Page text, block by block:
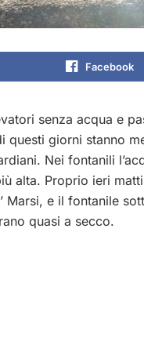
Facebook
senza acqua e
questi giorni stanno
Nei fontanili
alta. Proprio ieri
Marsi, e il fontanile
quasi a secco.